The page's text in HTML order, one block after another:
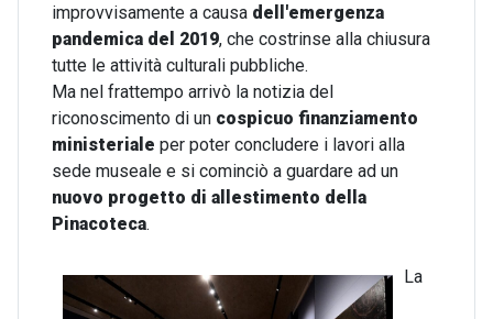
improvvisamente a causa dell'emergenza
pandemica del 2019, che costrinse alla chiusura
tutte le attività culturali pubbliche.
Ma nel frattempo arrivò la notizia del
riconoscimento di un cospicuo finanziamento
ministeriale per poter concludere i lavori alla
sede museale e si cominciò a guardare ad un
nuovo progetto di allestimento della
Pinacoteca.
La